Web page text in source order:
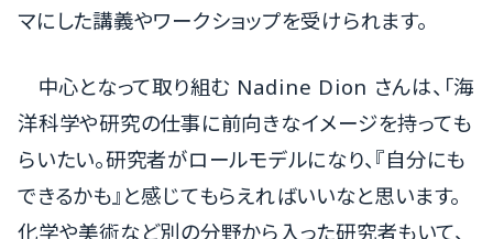
マにした講義やワークショップを受けられます。
中心となって取り組む Nadine Dion さんは、「海
洋科学や研究の仕事に前向きなイメージを持っても
らいたい。研究者がロールモデルになり、『自分にも
できるかも』と感じてもらえればいいなと思います。
化学や美術など別の分野から入った研究者もいて、